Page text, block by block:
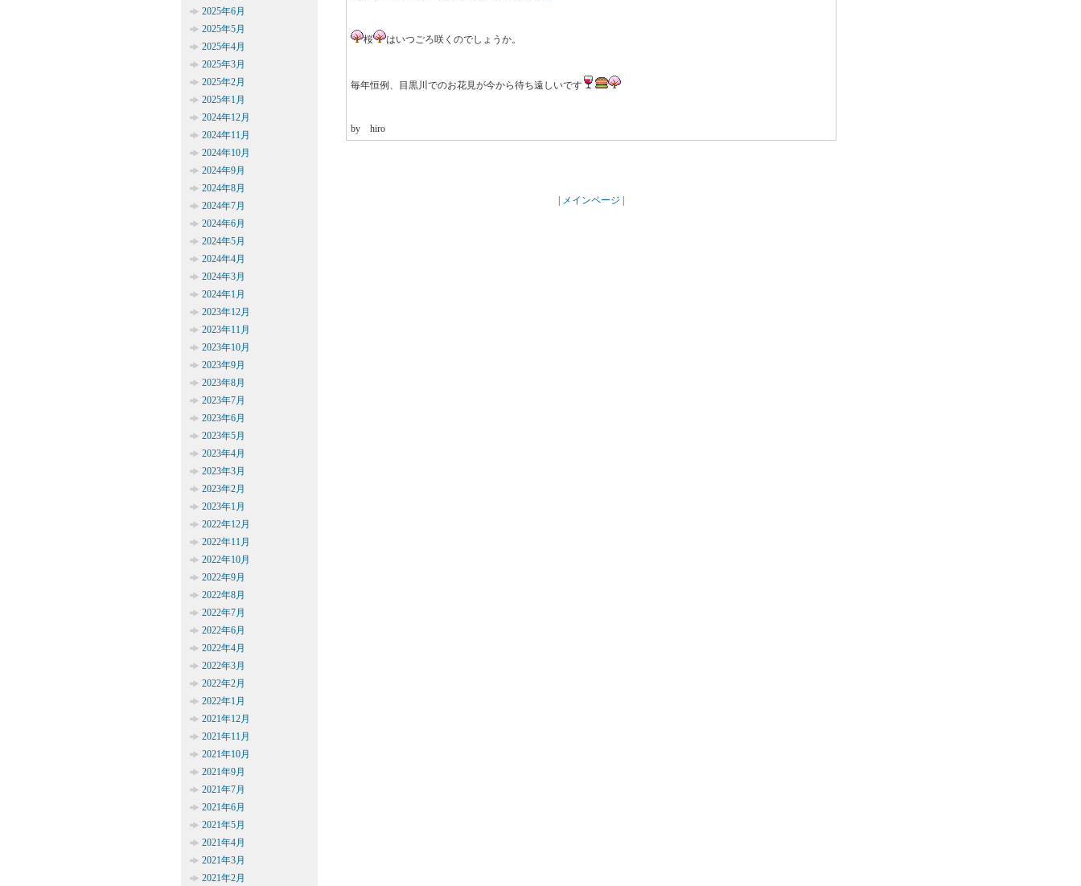
桜 はいつごろ咲くのでしょうか。
毎年恒例、目黒川でのお花見が今から待ち遠しいです
by hiro
メインページ
2025年6月
2025年5月
2025年4月
2025年3月
2025年2月
2025年1月
2024年12月
2024年11月
2024年10月
2024年9月
2024年8月
2024年7月
2024年6月
2024年5月
2024年4月
2024年3月
2024年1月
2023年12月
2023年11月
2023年10月
2023年9月
2023年8月
2023年7月
2023年6月
2023年5月
2023年4月
2023年3月
2023年2月
2023年1月
2022年12月
2022年11月
2022年10月
2022年9月
2022年8月
2022年7月
2022年6月
2022年4月
2022年3月
2022年2月
2022年1月
2021年12月
2021年11月
2021年10月
2021年9月
2021年7月
2021年6月
2021年5月
2021年4月
2021年3月
2021年2月